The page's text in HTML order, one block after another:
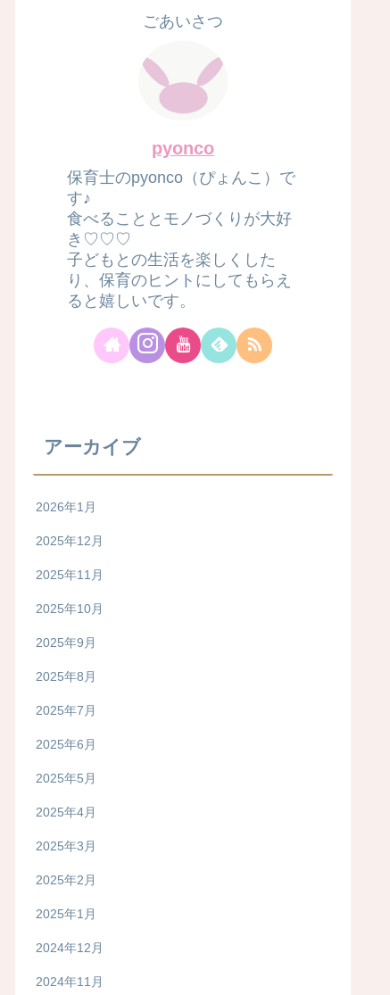
ごあいさつ
pyonco
保育士のpyonco（ぴょんこ）で
す♪
食べることとモノづくりが大好
き♡♡♡
子どもとの生活を楽しくした
り、保育のヒントにしてもらえ
ると嬉しいです。
アーカイブ
2026年1月
2025年12月
2025年11月
2025年10月
2025年9月
2025年8月
2025年7月
2025年6月
2025年5月
2025年4月
2025年3月
2025年2月
2025年1月
2024年12月
2024年11月